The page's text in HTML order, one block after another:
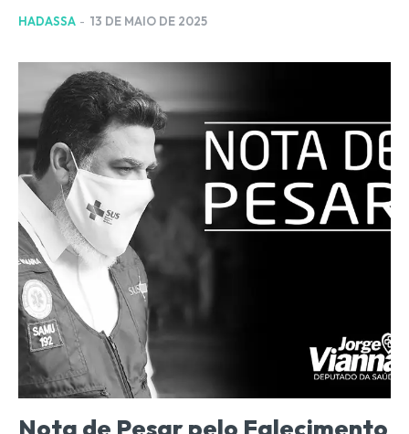
HADASSA - 13 DE MAIO DE 2025
Nota de Pesar pelo Falecimento